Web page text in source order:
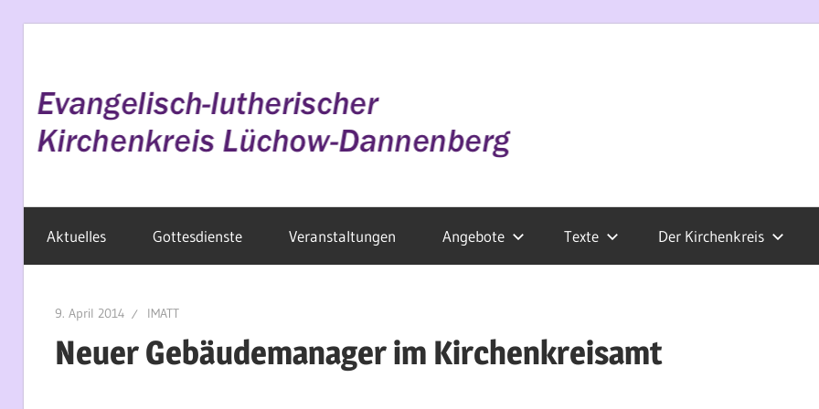
springen
Wendland
Aktuelles Gottesdienste Veranstaltungen Angebote Texte Der Kirchenkreis
9. April 2014 IMATT
Neuer Gebäudemanager im Kirchenkreisamt